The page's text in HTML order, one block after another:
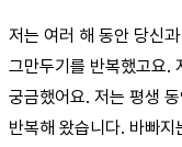
저는 여러 해 동안 당신
그만두기를 반복했고요.
궁금했어요. 저는 평생
반복해 왔습니다. 바빠